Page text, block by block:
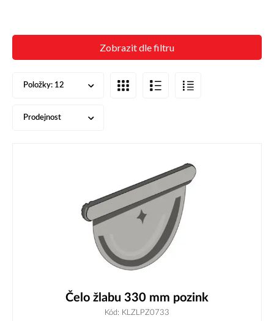
Zobrazit dle filtru
Položky: 12
Prodejnost
Čelo žlabu 330 mm pozink
Kód: KLZLPZ0733